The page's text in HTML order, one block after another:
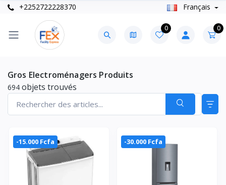
+2252722228370 Français
0 0
Gros Electroménagers Produits
694 objets trouvés
-15.000 Fcfa -30.000 Fcfa